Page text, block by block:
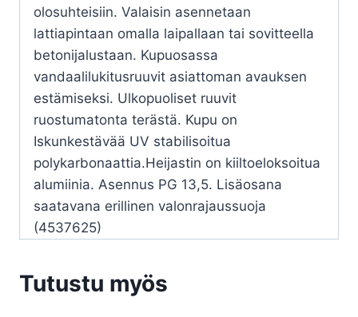
olosuhteisiin. Valaisin asennetaan
lattiapintaan omalla laipallaan tai sovitteella
betonijalustaan. Kupuosassa
vandaalilukitusruuvit asiattoman avauksen
estämiseksi. Ulkopuoliset ruuvit
ruostumatonta terästä. Kupu on
Iskunkestävää UV stabilisoitua
polykarbonaattia.Heijastin on kiiltoeloksoitua
alumiinia. Asennus PG 13,5. Lisäosana
saatavana erillinen valonrajaussuoja
(4537625)
Tutustu myös